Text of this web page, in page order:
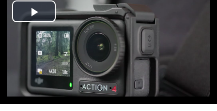
Play
Video